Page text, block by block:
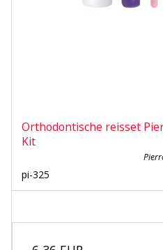
Orthodontische reisset
Kit
pi-325